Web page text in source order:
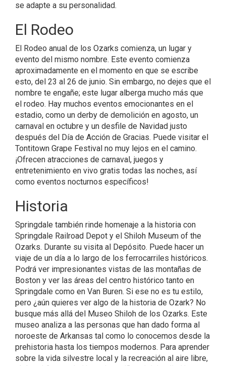
se adapte a su personalidad.
El Rodeo
El Rodeo anual de los Ozarks comienza, un lugar y
evento del mismo nombre. Este evento comienza
aproximadamente en el momento en que se escribe
esto, del 23 al 26 de junio. Sin embargo, no dejes que el
nombre te engañe; este lugar alberga mucho más que
el rodeo. Hay muchos eventos emocionantes en el
estadio, como un derby de demolición en agosto, un
carnaval en octubre y un desfile de Navidad justo
después del Día de Acción de Gracias. Puede visitar el
Tontitown Grape Festival no muy lejos en el camino.
¡Ofrecen atracciones de carnaval, juegos y
entretenimiento en vivo gratis todas las noches, así
como eventos nocturnos específicos!
Historia
Springdale también rinde homenaje a la historia con
Springdale Railroad Depot y el Shiloh Museum of the
Ozarks. Durante su visita al Depósito. Puede hacer un
viaje de un día a lo largo de los ferrocarriles históricos.
Podrá ver impresionantes vistas de las montañas de
Boston y ver las áreas del centro histórico tanto en
Springdale como en Van Buren. Si ese no es tu estilo,
pero ¿aún quieres ver algo de la historia de Ozark? No
busque más allá del Museo Shiloh de los Ozarks. Este
museo analiza a las personas que han dado forma al
noroeste de Arkansas tal como lo conocemos desde la
prehistoria hasta los tiempos modernos. Para aprender
sobre la vida silvestre local y la recreación al aire libre,